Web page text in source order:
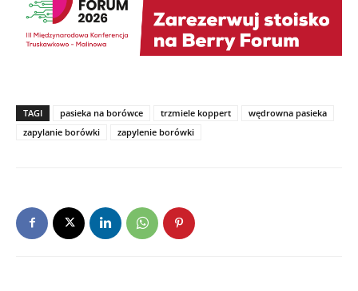
TAGI pasieka na borówce trzmiele koppert
wędrowna pasieka
zapylanie borówki
zapylenie borówki